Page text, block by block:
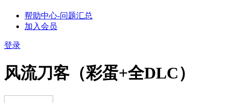
帮助中心-问题汇总
加入会员
登录
风流刀客（彩蛋+全DLC）